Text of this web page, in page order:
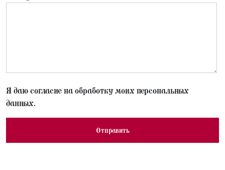
Я даю согласие на обработку моих персональных
данных.